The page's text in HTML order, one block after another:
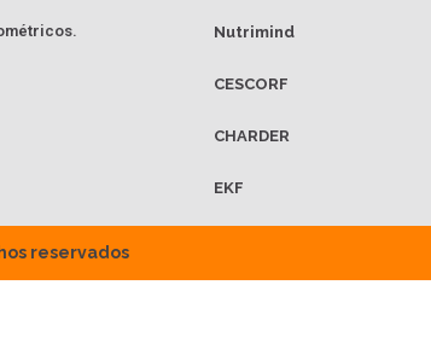
Nutrimind
CESCORF
CHARDER
EKF
reservados